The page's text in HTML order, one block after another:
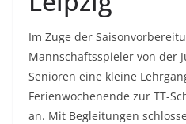
Im Zuge der
Mannschaftsspieler von der
Senioren eine kleine
Ferienwochenende zur TT-
an. Mit Begleitungen